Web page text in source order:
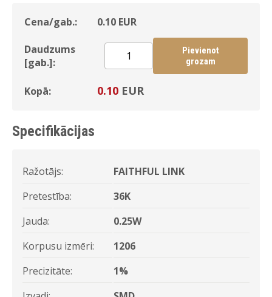
Cena/gab.: 0.10 EUR
Daudzums
[gab.]:
Pievienot
grozam
Kopā: 0.10 EUR
Specifikācijas
Ražotājs:
FAITHFUL LINK
Pretestība:
36K
Jauda:
0.25W
Korpusu izmēri:
1206
Precizitāte:
1%